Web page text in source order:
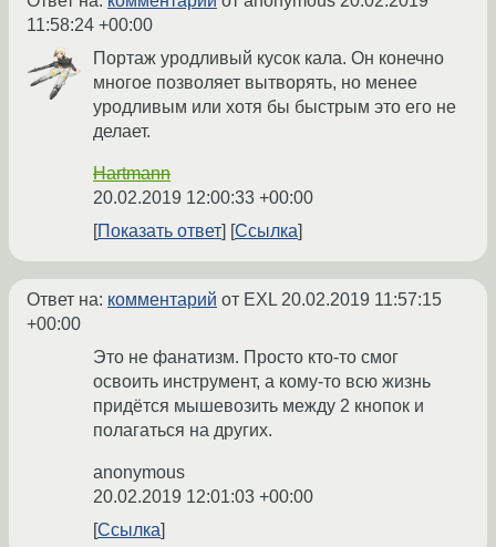
11:58:24 +00:00
Портаж уродливый кусок кала. Он конечно
многое позволяет вытворять, но менее
уродливым или хотя бы быстрым это его не
делает.
Hartmann
20.02.2019 12:00:33 +00:00
Показать ответ
Ссылка
Ответ на: комментарий от EXL20.02.2019 11:57:15
+00:00
Это не фанатизм. Просто кто-то смог
освоить инструмент, а кому-то всю жизнь
придётся мышевозить между 2 кнопок и
полагаться на других.
anonymous
20.02.2019 12:01:03 +00:00
Ссылка